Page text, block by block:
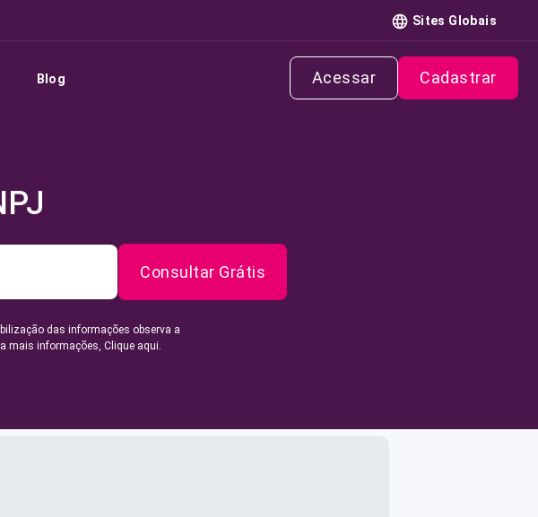
Sites Globais
Blog Acessar Cadastrar
Consultar Grátis
das informações observa a
mais informações, Clique aqui.